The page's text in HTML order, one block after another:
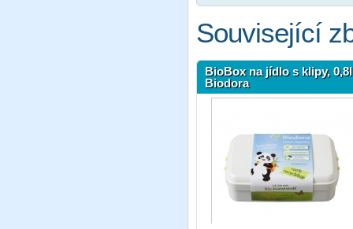
Související
BioBox na jídlo s klipy,
Biodora